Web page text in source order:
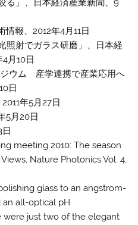
る」、日本経済産業新聞、9
情報、2012年4月11日
照射でガラス研磨」、日本経
月10日
ジウム 産学連携で産業応用へ
日
年5月27日
5月20日
meeting 2010: The season
Nature Photonics Vol. 4,
glass to an angstrom-
an all-optical pH
just two of the elegant